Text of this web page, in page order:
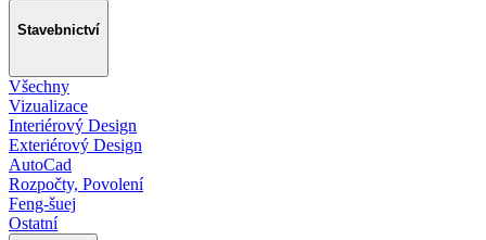
Stavebnictví
Všechny
Vizualizace
Interiérový Design
Exteriérový Design
AutoCad
Rozpočty, Povolení
Feng-šuej
Ostatní